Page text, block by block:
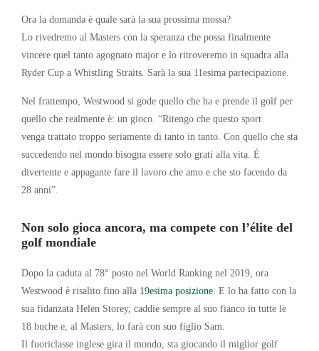
Ora la domanda è quale sarà la sua prossima mossa?
Lo rivedremo al Masters con la speranza che possa finalmente
vincere quel tanto agognato major e lo ritroveremo in squadra alla
Ryder Cup a Whistling Straits. Sarà la sua 11esima partecipazione.
Nel frattempo, Westwood si gode quello che ha e prende il golf per
quello che realmente è: un gioco. “Ritengo che questo sport
venga trattato troppo seriamente di tanto in tanto. Con quello che sta
succedendo nel mondo bisogna essere solo grati alla vita. È
divertente e appagante fare il lavoro che amo e che sto facendo da
28 anni”.
Non solo gioca ancora, ma compete con l’élite del
golf mondiale
Dopo la caduta al 78° posto nel World Ranking nel 2019, ora
Westwood è risalito fino alla 19esima posizione . E lo ha fatto con la
sua fidanzata Helen Storey, caddie sempre al suo fianco in tutte le
18 buche e, al Masters, lo farà con suo figlio Sam.
Il fuoriclasse inglese gira il mondo, sta giocando il miglior golf